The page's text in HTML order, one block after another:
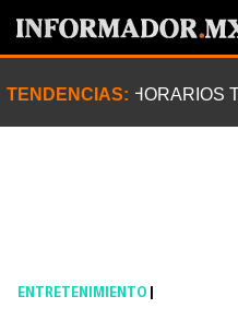
TENDENCIAS: HORARIOS
ENTRETENIMIENTO